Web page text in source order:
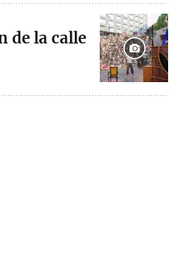
de la calle